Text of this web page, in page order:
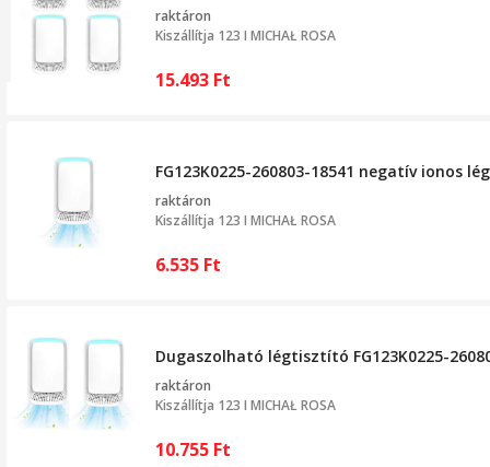
raktáron
Kiszállítja 123 I MICHAŁ ROSA
15.493 Ft
FG123K0225-260803-18541 negatív ionos
raktáron
Kiszállítja 123 I MICHAŁ ROSA
6.535 Ft
Dugaszolható légtisztító FG123K0225-
raktáron
Kiszállítja 123 I MICHAŁ ROSA
10.755 Ft